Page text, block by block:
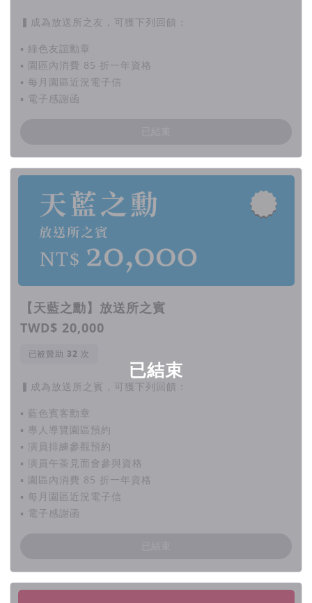
▍成為放送所之友，可獲下列回饋：
▪ 綠色友誼勳章
▪ 園區內消費 85 折一年資格
▪ 每月園區近況電子信
▪ 電子感謝函
已結束
【天藍之勳】放送所之賓
TWD$ 20,000
已被贊助 次
▍成為放送所之賓，可獲下列回饋：
▪ 藍色賓客勳章
▪ 專人導覽園區預約
▪ 演員排練參觀預約
▪ 演員午茶見面會參與資格
▪ 園區內消費 85 折一年資格
▪ 每月園區近況電子信
▪ 電子感謝函